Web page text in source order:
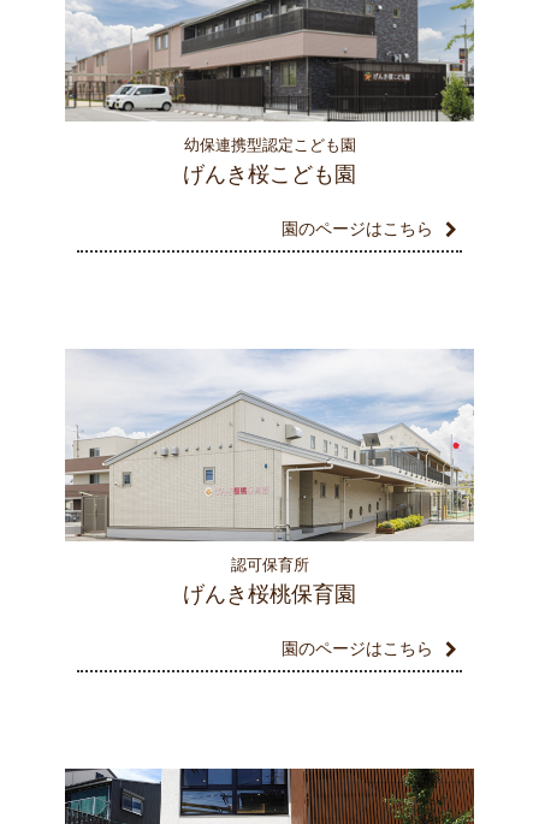
幼保連携型認定こども園
げんき桜こども園
園のページはこちら
認可保育所
げんき桜桃保育園
園のページはこちら